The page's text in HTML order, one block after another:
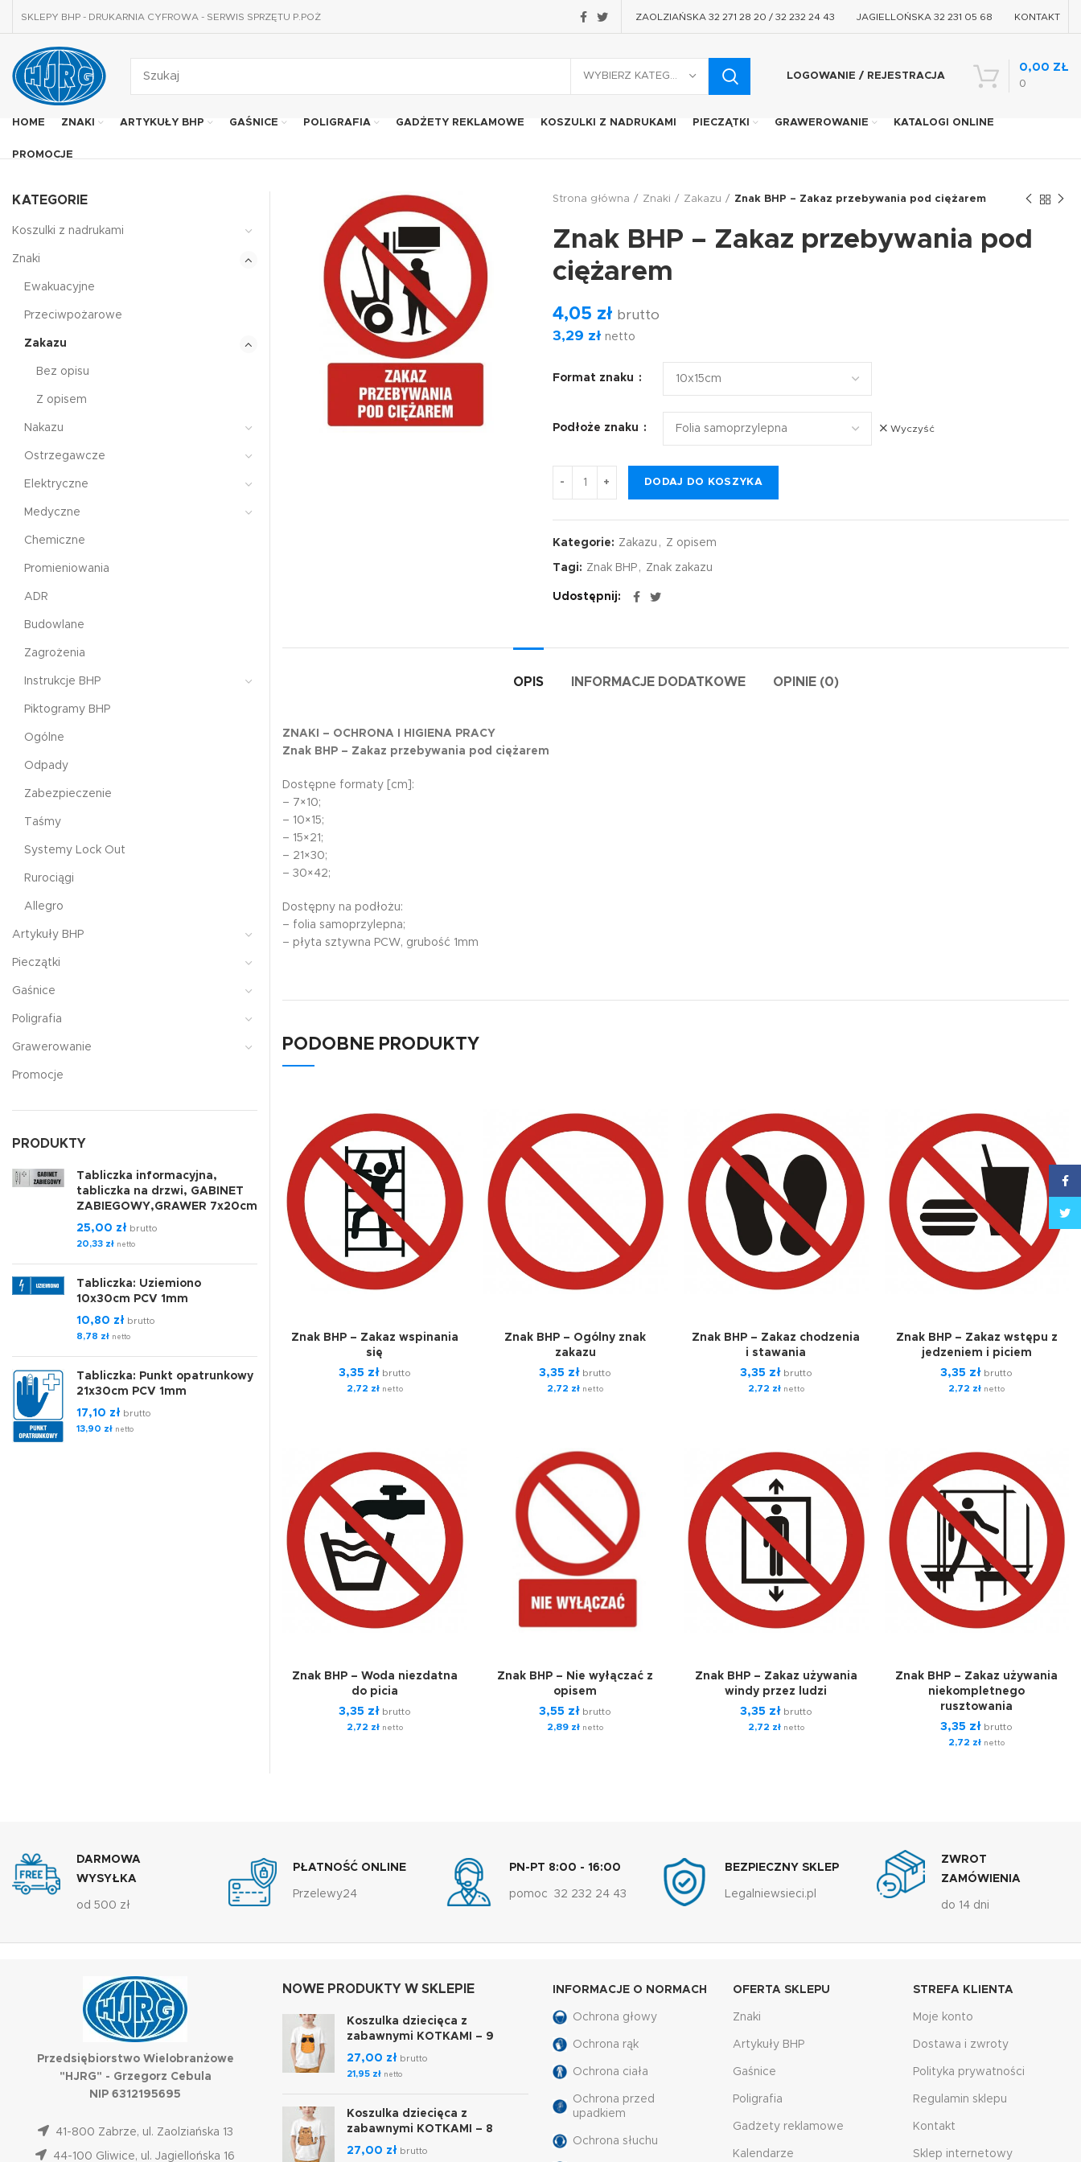
SKLEPY BHP - DRUKARNIA CYFROWA - SERWIS SPRZĘTU P.POŻ ZAOLZIAŃSKA 32 271 28 20 / 32 232 24 43 JAGIELLOŃSKA 32 231 05 68 KONTAKT
LOGOWANIE / REJESTRACJA
0
0,00 ZŁ
HOME ZNAKI ARTYKUŁY BHP GAŚNICE POLIGRAFIA GADŻETY REKLAMOWE KOSZULKI Z NADRUKAMI PIECZĄTKI GRAWEROWANIE KATALOGI ONLINE
PROMOCJE
Strona główna Znaki Zakazu Znak BHP – Zakaz przebywania pod ciężarem
Znak BHP – Zakaz przebywania pod
ciężarem
4,05 zł brutto
3,29 zł netto
Format znaku
Podłoże znaku Wyczyść
DODAJ DO KOSZYKA
Kategorie: Zakazu , Z opisem
Tagi: Znak BHP , Znak zakazu
Udostępnij
OPIS INFORMACJE DODATKOWE OPINIE (0)
ZNAKI – OCHRONA I HIGIENA PRACY
Znak BHP – Zakaz przebywania pod ciężarem
Dostępne formaty [cm]:
– 7×10;
– 10×15;
– 15×21;
– 21×30;
– 30×42;
Dostępny na podłożu:
– folia samoprzylepna;
– płyta sztywna PCW, grubość 1mm
PODOBNE PRODUKTY
Znak BHP – Zakaz wspinania
się
3,35 złbrutto
2,72 złnetto
Znak BHP – Ogólny znak
zakazu
3,35 zł brutto
2,72 zł netto
Znak BHP – Zakaz chodzenia
i stawania
3,35 złbrutto
2,72 złnetto
Znak BHP – Zakaz wstępu z
jedzeniem i piciem
3,35 zł brutto
2,72 zł netto
Znak BHP – Woda niezdatna
do picia
3,35 złbrutto
2,72 złnetto
Znak BHP – Nie wyłączać z
opisem
3,55 zł brutto
2,89 zł netto
Znak BHP – Zakaz używania
windy przez ludzi
3,35 złbrutto
2,72 złnetto
Znak BHP – Zakaz używania
niekompletnego
rusztowania
3,35 zł brutto
2,72 zł netto
KATEGORIE
Koszulki z nadrukami
Znaki
Ewakuacyjne
Przeciwpożarowe
Zakazu
Bez opisu
Z opisem
Nakazu
Ostrzegawcze
Elektryczne
Medyczne
Chemiczne
Promieniowania
ADR
Budowlane
Zagrożenia
Instrukcje BHP
Piktogramy BHP
Ogólne
Odpady
Zabezpieczenie
Taśmy
Systemy Lock Out
Rurociągi
Allegro
Artykuły BHP
Pieczątki
Gaśnice
Poligrafia
Grawerowanie
Promocje
PRODUKTY
Tabliczka informacyjna,
tabliczka na drzwi, GABINET
ZABIEGOWY,GRAWER 7x20cm
25,00 zł brutto
20,33 zł netto
Tabliczka: Uziemiono
10x30cm PCV 1mm
10,80 zł brutto
8,78 zł netto
Tabliczka: Punkt opatrunkowy
21x30cm PCV 1mm
17,10 zł brutto
13,90 zł netto
DARMOWA
WYSYŁKA
od 500 zł
PŁATNOŚĆ ONLINE
Przelewy24
PN-PT 8:00 - 16:00
pomoc 32 232 24 43
BEZPIECZNY SKLEP
Legalniewsieci.pl
ZWROT
ZAMÓWIENIA
do 14 dni
Przedsiębiorstwo Wielobranżowe
"HJRG" - Grzegorz Cebula
NIP 6312195695
41-800 Zabrze, ul. Zaolziańska 13
44-100 Gliwice, ul. Jagiellońska 16
NOWE PRODUKTY W SKLEPIE
Koszulka dziecięca z
zabawnymi KOTKAMI – 9
27,00 zł brutto
21,95 zł netto
Koszulka dziecięca z
zabawnymi KOTKAMI – 8
27,00 zł brutto
INFORMACJE O NORMACH
Ochrona głowy
Ochrona rąk
Ochrona ciała
Ochrona przed
upadkiem
Ochrona słuchu
OFERTA SKLEPU
Znaki
Artykuły BHP
Gaśnice
Poligrafia
Gadżety reklamowe
Kalendarze
STREFA KLIENTA
Moje konto
Dostawa i zwroty
Polityka prywatności
Regulamin sklepu
Kontakt
Sklep internetowy